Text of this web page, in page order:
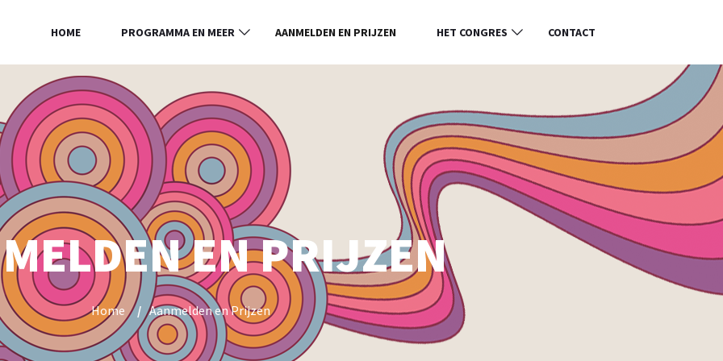
HOME PROGRAMMA EN MEER AANMELDEN EN PRIJZEN HET CONGRES CONTACT
EN PRIJZEN
Home / Aanmelden en Prijzen